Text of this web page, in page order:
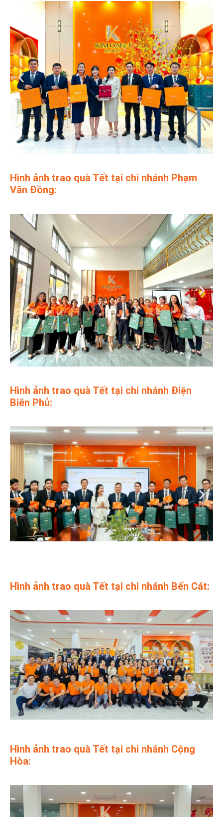
Hình ảnh trao quà Tết tại chi nhánh Phạm
Văn Đồng:
Hình ảnh trao quà Tết tại chi nhánh Điện
Biên Phủ:
Hình ảnh trao quà Tết tại chi nhánh Bến Cát:
Hình ảnh trao quà Tết tại chi nhánh Cộng
Hòa: